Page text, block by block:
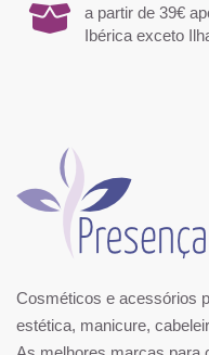
a partir de 39€
Ibérica exceto
Cosméticos e acessórios
estética, manicure,